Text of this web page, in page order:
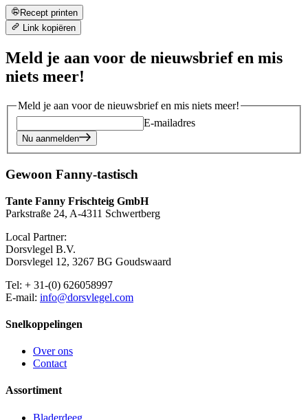
Recept printen
Link kopiëren
Meld je aan voor de nieuwsbrief en mis
niets meer!
Meld je aan voor de nieuwsbrief en mis niets meer!
E-mailadres
Nu aanmelden
Gewoon Fanny-tastisch
Tante Fanny Frischteig GmbH
Parkstraße 24, A-4311 Schwertberg
Local Partner:
Dorsvlegel B.V.
Dorsvlegel 12, 3267 BG Goudswaard
Tel: + 31-(0) 626058997
E-mail: info@dorsvlegel.com
Snelkoppelingen
Over ons
Contact
Assortiment
Bladerdeeg